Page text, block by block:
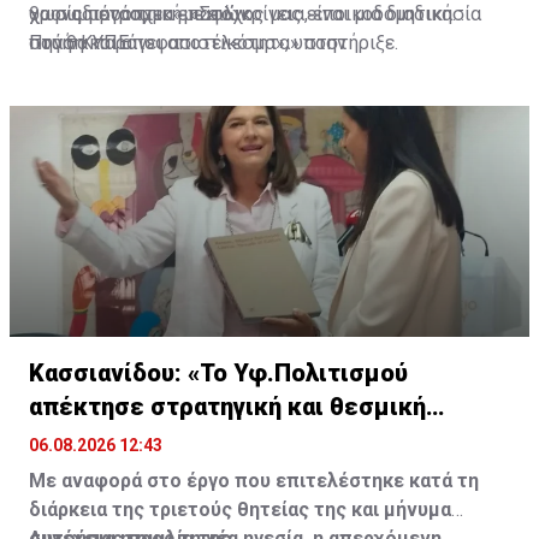
χρονοδιάγραμμα επαφών.
χωρίς προοπτική. «Στόχος μας είναι μια διαδικασία
που θα παράγει αποτέλεσμα», υποστήριξε.
θα συμμετάσχει «με ειλικρίνεια, εποικοδομητική
στάση και αποφασιστικότητα» στην
δημιουργία κλίματος εμπιστοσύνης, στη συμφωνία επί
της μεθοδολογίας και στην εξέταση θεμάτων ουσίας.
Πηγή: ΚΥΠΕ
Κασσιανίδου: «Το Υφ.Πολιτισμού
απέκτησε στρατηγική και θεσμική
ωριμότητα»
06.08.2026 12:43
Με αναφορά στο έργο που επιτελέστηκε κατά τη
διάρκεια της τριετούς θητείας της και μήνυμα